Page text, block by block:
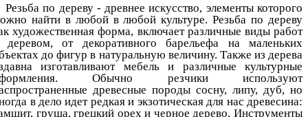
Резьба по дереву - древнее искусство, элементы которого
найти в любой в любой культуре. Резьба по дереву
художественная форма, включает различные виды работ
деревом, от декоративного барельефа на маленьких
до фигур в натуральную величину. Также из дерева
изготавливают мебель и различные культурные
Обычно резчики используют
древесные породы сосну, липу, дуб, но
в дело идет редкая и экзотическая для нас древесина:
груша, грецкий орех и черное дерево. Инструменты